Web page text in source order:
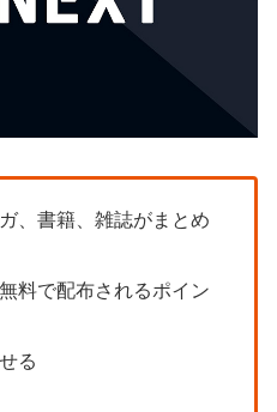
、書籍、雑誌がまとめ
料で配布されるポイン
る